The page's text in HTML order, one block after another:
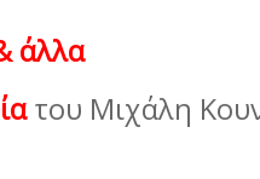
άλλα
του Μιχάλη